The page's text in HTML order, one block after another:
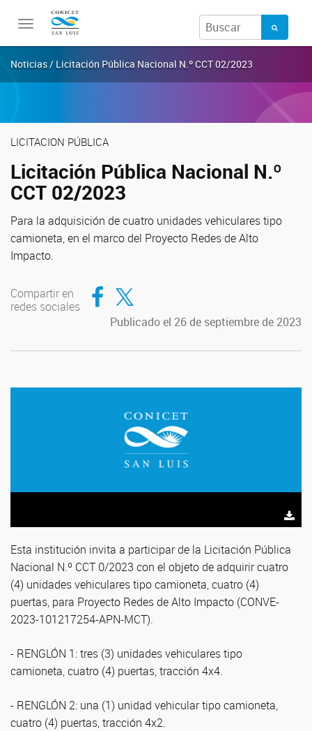
Toggle
Noticias / Licitación Pública Nacional N.º CCT 02/2023
LICITACION PÚBLICA
Licitación Pública Nacional N.º
CCT 02/2023
Para la adquisición de cuatro unidades vehiculares tipo
camioneta, en el marco del Proyecto Redes de Alto
Impacto.
Compartir en
redes sociales
Compartir en Facebook
Compartir en Twitter
Publicado el 26 de septiembre de 2023
Esta institución invita a participar de la Licitación Pública
Nacional N.º CCT 0/2023 con el objeto de adquirir cuatro
(4) unidades vehiculares tipo camioneta, cuatro (4)
puertas, para Proyecto Redes de Alto Impacto (CONVE-
2023-101217254-APN-MCT).
- RENGLÓN 1: tres (3) unidades vehiculares tipo
camioneta, cuatro (4) puertas, tracción 4x4.
- RENGLÓN 2: una (1) unidad vehicular tipo camioneta,
cuatro (4) puertas, tracción 4x2.